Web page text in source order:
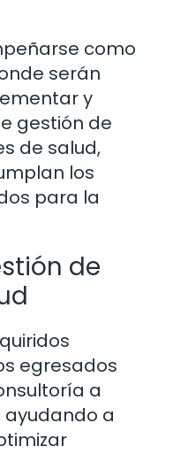
como
serán
y
gestión de
de salud,
los
para la
de
egresados
a
ayudando a